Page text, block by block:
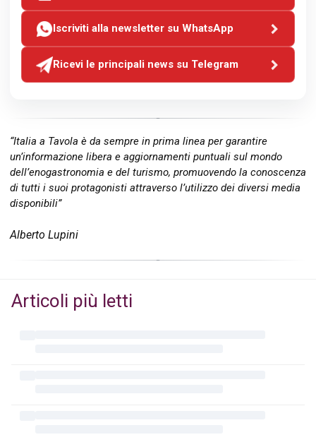
Iscriviti alla newsletter su WhatsApp
Ricevi le principali news su Telegram
“Italia a Tavola è da sempre in prima linea per garantire
un’informazione libera e aggiornamenti puntuali sul mondo
dell’enogastronomia e del turismo, promuovendo la conoscenza
di tutti i suoi protagonisti attraverso l’utilizzo dei diversi media
disponibili”
Alberto Lupini
Articoli più letti